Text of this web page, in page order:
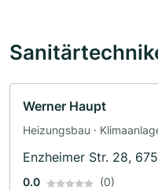
Werner Haupt
Heizungsbau ·
Enzheimer Str. 28,
0.0 (0)